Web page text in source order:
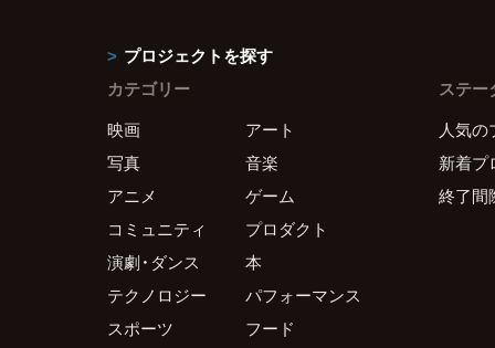
プロジェクトを探す
カテゴリー
映画
アート
写真
音楽
アニメ
ゲーム
コミュニティ
プロダクト
演劇・ダンス
本
テクノロジー
パフォーマンス
スポーツ
フード
ステー
人気の
新着プ
終了間